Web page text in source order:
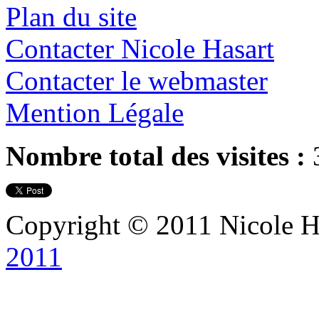
Plan du site
Contacter Nicole Hasart
Contacter le webmaster
Mention Légale
Nombre total des visites :
Copyright © 2011 Nicole
2011